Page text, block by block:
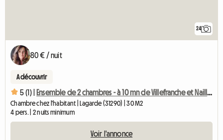
24
80 € / nuit
A découvrir
5 (1) | Ensemble de 2 chambres - à 10 mn de Villefranche et Nailloux
Chambre chez l'habitant | Lagarde (31290) | 30 M2
4 pers. | 2 nuits minimum
Voir l'annonce